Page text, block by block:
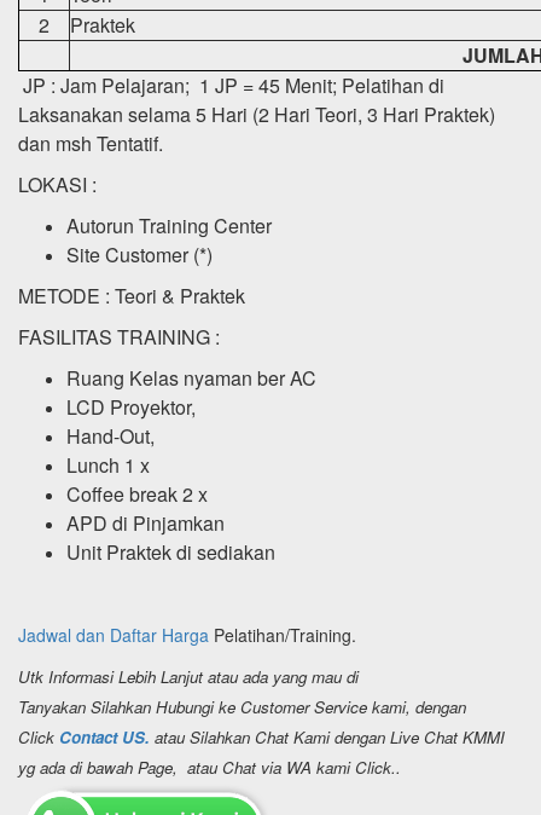
2
Praktek
JP : Jam Pelajaran; 1 JP = 45 Menit; Pelatihan di
Laksanakan selama 5 Hari (2 Hari Teori, 3 Hari Praktek)
dan msh Tentatif.
LOKASI :
Autorun Training Center
Site Customer (*)
METODE : Teori & Praktek
FASILITAS TRAINING :
Ruang Kelas nyaman ber AC
LCD Proyektor,
Hand-Out,
Lunch 1 x
Coffee break 2 x
APD di Pinjamkan
Unit Praktek di sediakan
Jadwal dan Daftar Harga Pelatihan/Training.
Utk Informasi Lebih Lanjut atau ada yang mau di
Tanyakan Silahkan Hubungi ke Customer Service kami, dengan
Click Contact US. atau Silahkan Chat Kami dengan Live Chat KMMI
yg ada di bawah Page, atau Chat via WA kami Click..